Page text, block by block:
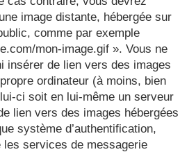
image distante, hébergée sur
comme par exemple
mon-image.gif ». Vous ne
insérer de lien vers des images
ordinateur (à moins, bien
ci soit en lui-même un serveur
lien vers des images hébergées
système d’authentification,
les services de messagerie